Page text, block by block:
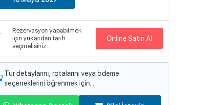
of the Seas
Detayları
Rezervasyon yapabilmek
için yukarıdan tarih
seçmelisiniz...
Online Satın Al
Tur detaylarını, rotalarını veya ödeme
seçeneklerini öğrenmek için...